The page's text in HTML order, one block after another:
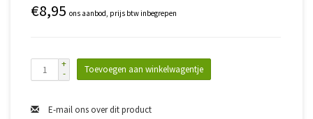
€8,95 ons aanbod, prijs btw inbegrepen
+
-
Toevoegen aan winkelwagentje
E-mail ons over dit product